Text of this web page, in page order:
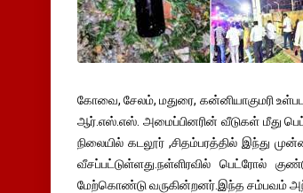
கோவை, சேலம், மதுரை, கன்னியாகுமரி
ஆர்.எஸ்.எஸ். அமைப்பினரின் வீடுகள் மீது
நிலையில் கடலூர் ,சிதம்பரத்தில் இந்து
வீசப்பட்டுள்ளது.நள்ளிரவில் பெட்ரோல்
மேற்கொண்டு வருகின்றனர்.இந்த சம்பவம் அந்த